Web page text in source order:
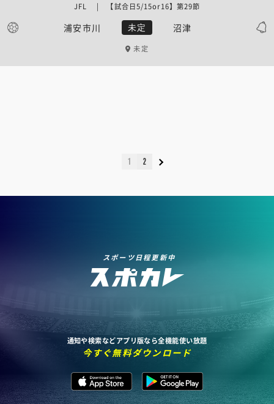
浦安市川 未定 沼津
JFL | 【試合日5/15or16】第29節
未定
1 2
スポーツ日程更新中
通知や検索などアプリ版なら全機能使い放題
今すぐ無料ダウンロード